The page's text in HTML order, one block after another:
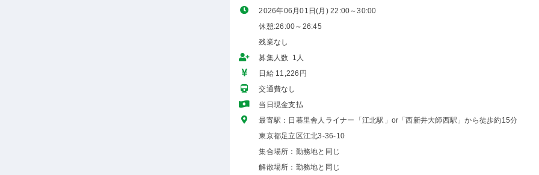
2026年06月01日(月) 22:00～30:00
休憩:26:00～26:45
残業なし
募集人数 1人
日給 11,226円
交通費なし
当日現金支払
最寄駅：日暮里舎人ライナー「江北駅」or「西新井大師西駅」から徒歩約15分
東京都足立区江北3-36-10
集合場所：勤務地と同じ
解散場所：勤務地と同じ